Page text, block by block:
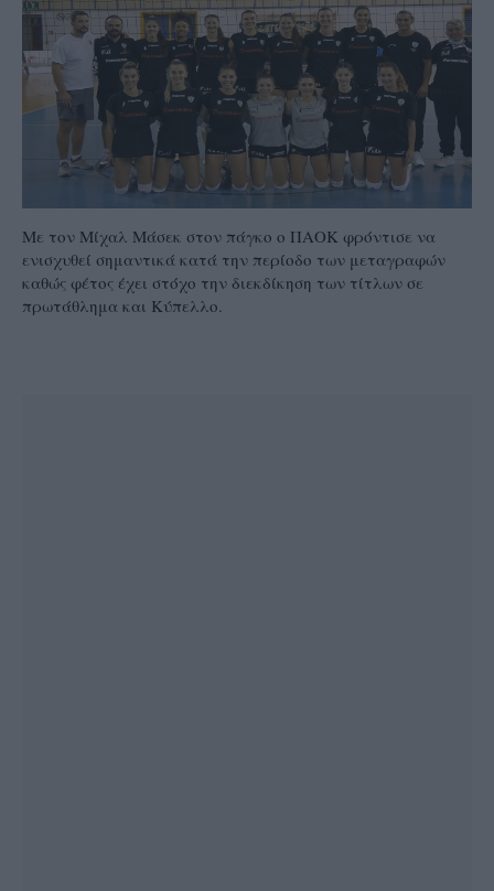
Με τον Μίχαλ Μάσεκ στον πάγκο ο ΠΑΟΚ φρόντισε να
ενισχυθεί σημαντικά κατά την περίοδο των μεταγραφών
καθώς φέτος έχει στόχο την διεκδίκηση των τίτλων σε
πρωτάθλημα και Κύπελλο.